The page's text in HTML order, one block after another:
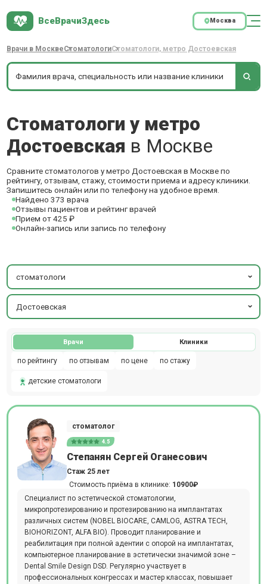
ВсеВрачиЗдесь Москва
Врачи в МосквеСтоматологиСтоматологи, метро Достоевская
Стоматологи у метро
Достоевская в Москве
Сравните стоматологов у метро Достоевская в Москве по
рейтингу, отзывам, стажу, стоимости приема и адресу клиники.
Запишитесь онлайн или по телефону на удобное время.
Найдено 373 врача
Отзывы пациентов и рейтинг врачей
Прием от 425 ₽
Онлайн-запись или запись по телефону
стоматологи
Достоевская
Врачи Клиники
по рейтингу по отзывам по цене по стажу
детские стоматологи
стоматолог
4.5
Степанян Сергей Оганесович
Стаж 25 лет
Стоимость приёма в клинике: 10900₽
Специалист по эстетической стоматологии,
микропротезированию и протезированию на имплантатах
различных систем (NOBEL BIOCARE, CAMLOG, ASTRA TECH,
BIOHORIZONT, ALFA BIO). Проводит планирование и
реабилитация при полной адентии с опорой на имплантатах,
компьютерное планирование в эстетически значимой зоне –
Dental Smile Design DSD. Регулярно участвует в
профессиональных конгрессах и мастер классах, повышает